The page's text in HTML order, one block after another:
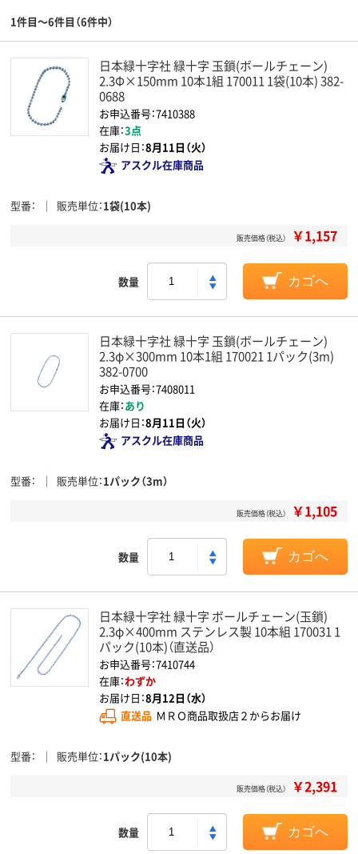
1件目～6件目（6件中）
日本緑十字社 緑十字 玉鎖(ボールチェーン)
2.3Φ×150mm 10本1組 170011 1袋(10本) 382-
0688
お申込番号：7410388
在庫：3点
お届け日：8月11日（火）
アスクル在庫商品
型番 販売単位 1袋(10本)
販売価格（税込） ￥1,157
数量 カゴへ
日本緑十字社 緑十字 玉鎖(ボールチェーン)
2.3φ×300mm 10本1組 170021 1パック(3m)
382-0700
お申込番号：7408011
在庫：あり
お届け日：8月11日（火）
アスクル在庫商品
型番 販売単位 1パック（3m）
販売価格（税込） ￥1,105
数量 カゴへ
日本緑十字社 緑十字 ボールチェーン(玉鎖)
2.3φ×400mm ステンレス製 10本組 170031 1
パック(10本)（直送品）
お申込番号：7410744
在庫：わずか
お届け日：8月12日（水）
直送品 ＭＲＯ商品取扱店２からお届け
型番 販売単位 1パック(10本)
販売価格（税込） ￥2,391
数量 カゴへ